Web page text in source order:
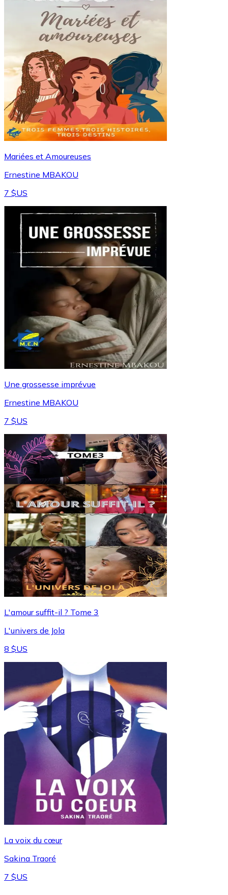
Mariées et Amoureuses
Ernestine MBAKOU
7 $US
Une grossesse imprévue
Ernestine MBAKOU
7 $US
L'amour suffit-il ? Tome 3
L'univers de Jola
8 $US
La voix du cœur
Sakina Traoré
7 $US